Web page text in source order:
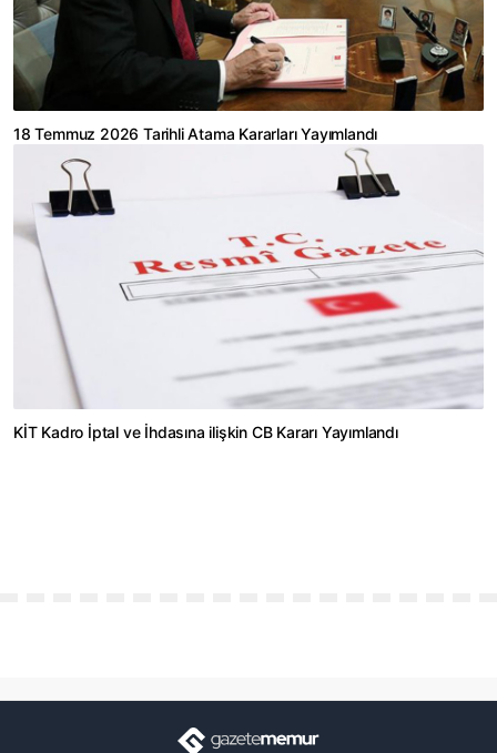
18 Temmuz 2026 Tarihli Atama Kararları Yayımlandı
KİT Kadro İptal ve İhdasına ilişkin CB Kararı Yayımlandı